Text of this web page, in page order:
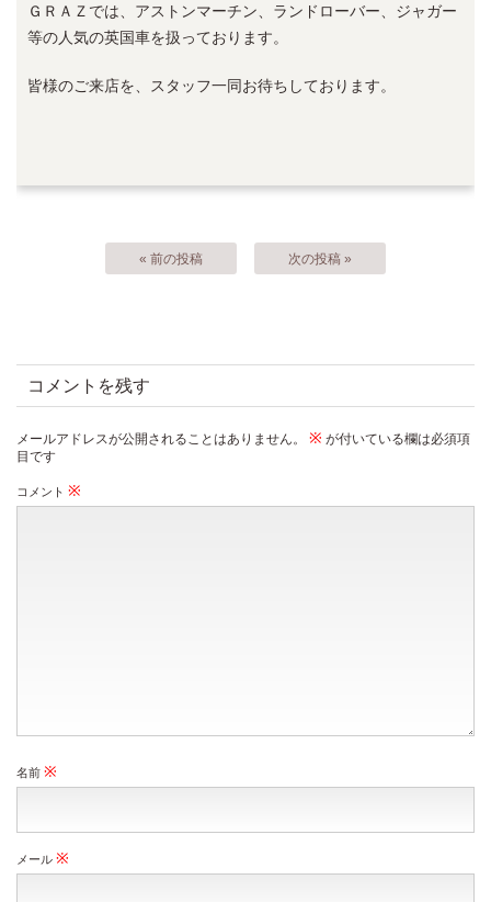
ＧＲＡＺでは、アストンマーチン、ランドローバー、ジャガー
等の人気の英国車を扱っております。
皆様のご来店を、スタッフ一同お待ちしております。
« 前の投稿 次の投稿 »
コメントを残す
メールアドレスが公開されることはありません。 ※ が付いている欄は必須項
目です
コメント ※
名前 ※
メール ※